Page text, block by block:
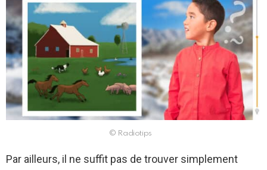
© Radiotips
Par ailleurs, il ne suffit pas de trouver simplement